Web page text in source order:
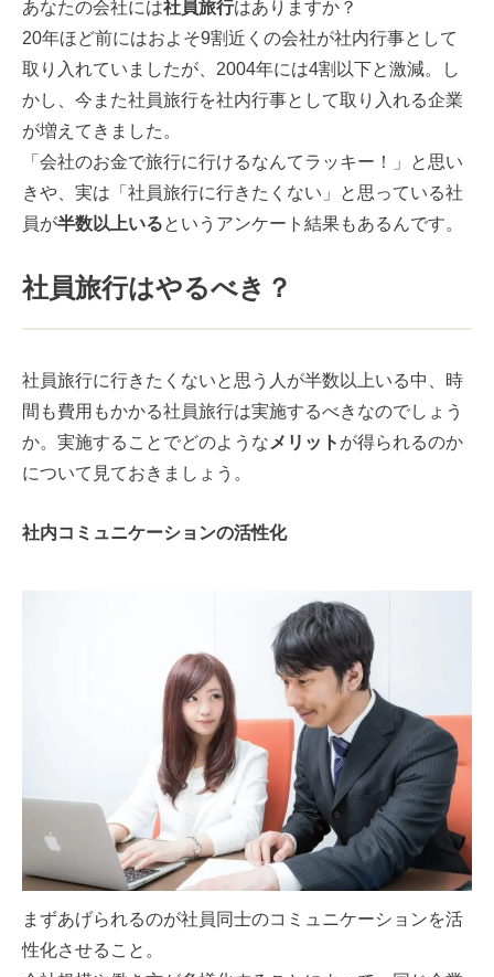
あなたの会社には社員旅行はありますか？
20年ほど前にはおよそ9割近くの会社が社内行事として
取り入れていましたが、2004年には4割以下と激減。し
かし、今また社員旅行を社内行事として取り入れる企業
が増えてきました。
「会社のお金で旅行に行けるなんてラッキー！」と思い
きや、実は「社員旅行に行きたくない」と思っている社
員が半数以上いるというアンケート結果もあるんです。
社員旅行はやるべき？
社員旅行に行きたくないと思う人が半数以上いる中、時
間も費用もかかる社員旅行は実施するべきなのでしょう
か。実施することでどのようなメリット が得られるのか
について見ておきましょう。
社内コミュニケーションの活性化
まずあげられるのが社員同士のコミュニケーションを活
性化させること。